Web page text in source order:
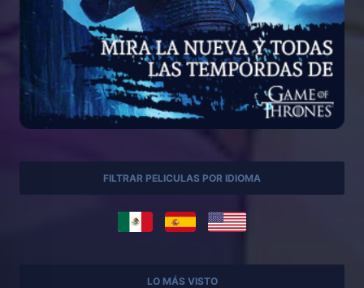
FILTRAR PELICULAS POR IDIOMA
LO MÁS VISTO